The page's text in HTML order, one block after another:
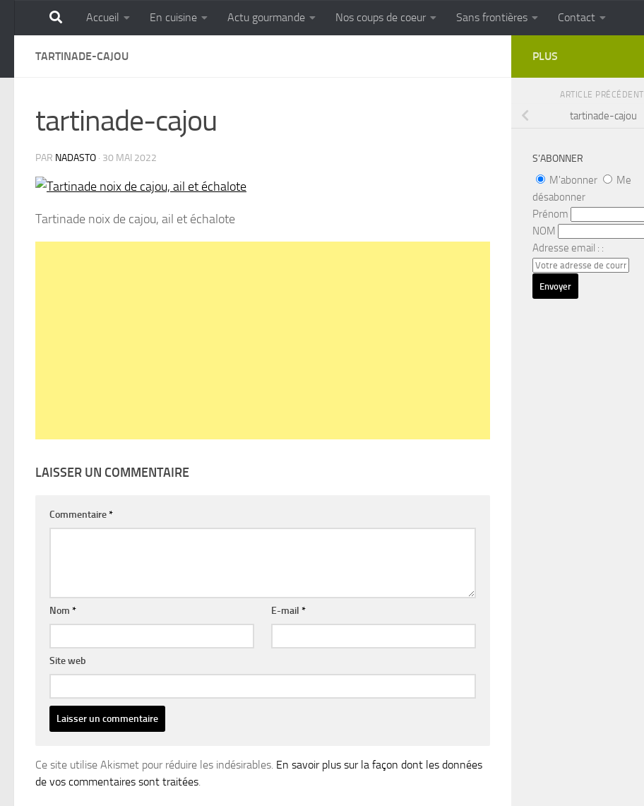
Skip to content
GOURMANDISE SANS FRONTIERES Cuisine populaire des terroirs
Accueil En cuisine Actu gourmande Nos coups de coeur Sans frontières Contact
TARTINADE-CAJOU
tartinade-cajou
PAR NADASTO · 30 MAI 2022
Tartinade noix de cajou, ail et échalote
LAISSER UN COMMENTAIRE
Commentaire*
Nom * E-mail*
Site web
Ce site utilise Akismet pour réduire les indésirables. En savoir plus sur la façon dont les données
de vos commentaires sont traitées.
PLUS
ARTICLE PRÉCÉDENT
tartinade-cajou
S’ABONNER
M'abonner
Me
désabonner
Prénom
NOM
Adresse email : :